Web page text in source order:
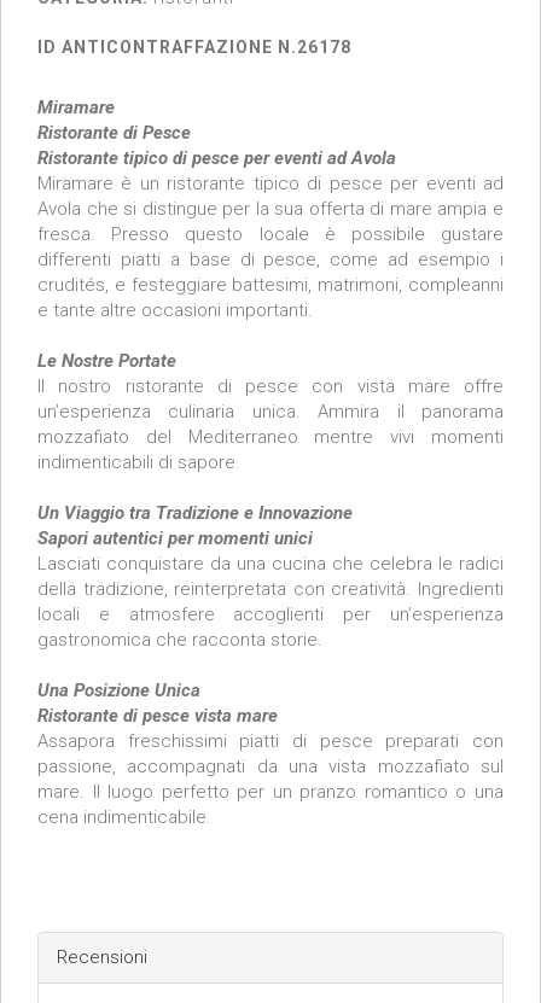
ID ANTICONTRAFFAZIONE N.26178
Miramare
Ristorante di Pesce
Ristorante tipico di pesce per eventi ad Avola
Miramare è un ristorante tipico di pesce per eventi ad
Avola che si distingue per la sua offerta di mare ampia e
fresca. Presso questo locale è possibile gustare
differenti piatti a base di pesce, come ad esempio i
crudités, e festeggiare battesimi, matrimoni, compleanni
e tante altre occasioni importanti.
Le Nostre Portate
Il nostro ristorante di pesce con vista mare offre
un’esperienza culinaria unica. Ammira il panorama
mozzafiato del Mediterraneo mentre vivi momenti
indimenticabili di sapore.
Un Viaggio tra Tradizione e Innovazione
Sapori autentici per momenti unici
Lasciati conquistare da una cucina che celebra le radici
della tradizione, reinterpretata con creatività. Ingredienti
locali e atmosfere accoglienti per un’esperienza
gastronomica che racconta storie.
Una Posizione Unica
Ristorante di pesce vista mare
Assapora freschissimi piatti di pesce preparati con
passione, accompagnati da una vista mozzafiato sul
mare. Il luogo perfetto per un pranzo romantico o una
cena indimenticabile.
Recensioni